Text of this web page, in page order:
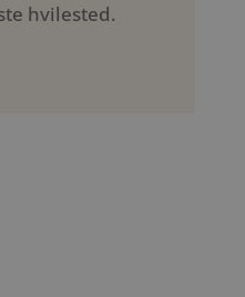
hvilested.